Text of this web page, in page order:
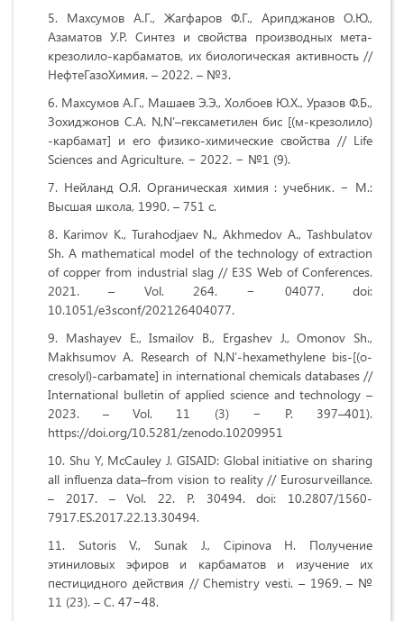
Махсумов А.Г., Жагфаров Ф.Г., Арипджанов О.Ю.,
Азаматов У.Р. Синтез и свойства производных мета-
крезолило-карбаматов, их биологическая активность //
НефтеГазоХимия. – 2022. – №3.
Махсумов А.Г., Машаев Э.Э., Холбоев Ю.Х., Уразов Ф.Б.,
Зохиджонов С.А. N,N’–гексаметилен бис [(м-крезолило)
-карбамат] и его физико-химические свойства // Life
Sciences and Agriculture. − 2022. − №1 (9).
Нейланд О.Я. Органическая химия : учебник. − М.:
Высшая школа, 1990. – 751 с.
Karimov K., Turahodjaev N., Akhmedov A., Tashbulatov
Sh. A mathematical model of the technology of extraction
of copper from industrial slag // E3S Web of Conferences.
2021. – Vol. 264. − 04077. doi:
10.1051/e3sconf/202126404077.
Mashayev E., Ismailov B., Ergashev J., Omonov Sh.,
Makhsumov A. Research of N,N′-hexamethylene bis-[(o-
cresolyl)-carbamate] in international chemicals databases //
International bulletin of applied science and technology –
2023. – Vol. 11 (3) − P. 397–401).
https://doi.org/10.5281/zenodo.10209951
Shu Y, McCauley J. GISAID: Global initiative on sharing
all influenza data–from vision to reality // Eurosurveillance.
– 2017. – Vol. 22. Р. 30494. doi: 10.2807/1560-
7917.ES.2017.22.13.30494.
Sutoris V., Sunak J., Cipinova H. Получение
этиниловых эфиров и карбаматов и изучение их
пестицидного действия // Сhemistry vesti. – 1969. – №
11 (23). – С. 47−48.